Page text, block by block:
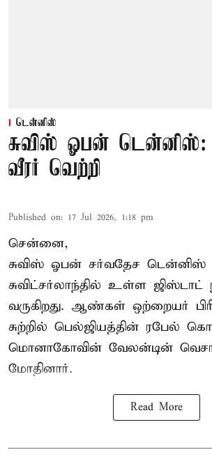
டென்னிஸ்
சுவிஸ் ஓபன் டென்னிஸ்:
வீரர் வெற்றி
Published on: 17 Jul 2026, 1:18 pm
சென்னை,
சுவிஸ் ஓபன் சர்வதேச டென்னிஸ்
சுவிட்சர்லாந்தில் உள்ள ஜிஸ்டாட்
வருகிறது. ஆண்கள் ஒற்றையர்
சுற்றில் பெல்ஜியத்தின் ரபேல்
மொனாகோவின் வேலன்டின்
மோதினார்.
Read More